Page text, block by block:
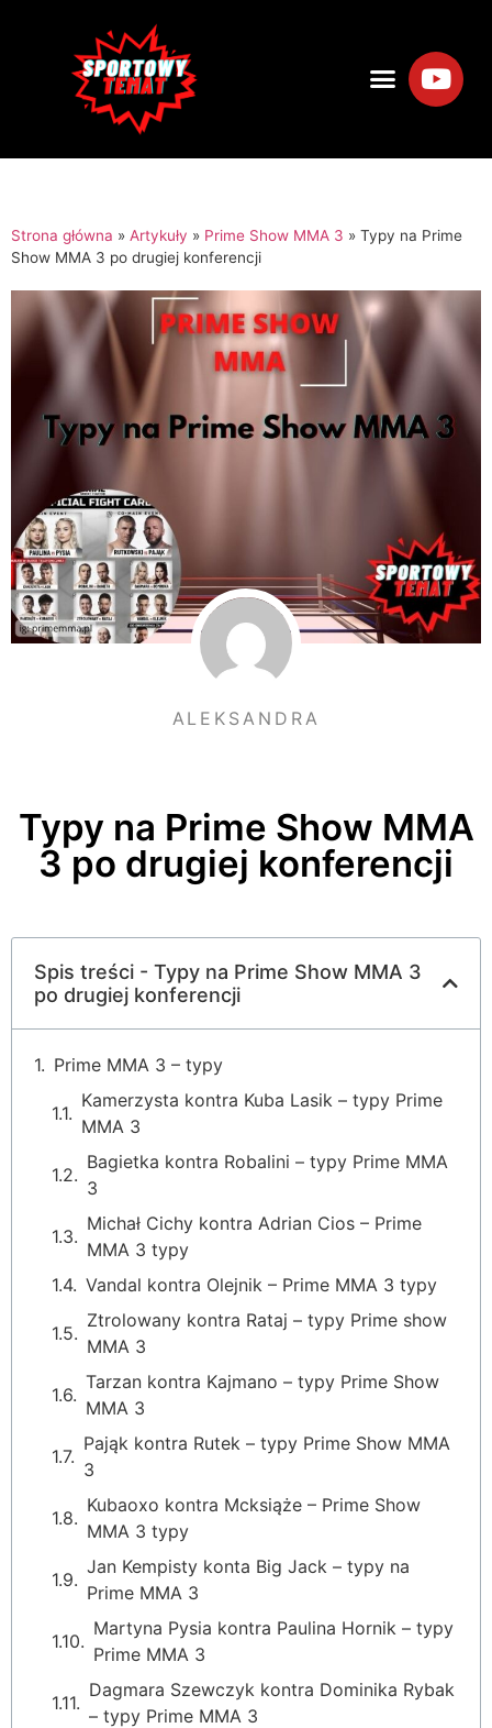
Strona główna » Artykuły » Prime Show MMA 3 » Typy na Prime
Show MMA 3 po drugiej konferencji
ALEKSANDRA
Typy na Prime Show MMA
3 po drugiej konferencji
Spis treści - Typy na Prime Show MMA 3
po drugiej konferencji
Prime MMA 3 – typy
Kamerzysta kontra Kuba Lasik – typy Prime
MMA 3
Bagietka kontra Robalini – typy Prime MMA
3
Michał Cichy kontra Adrian Cios – Prime
MMA 3 typy
Vandal kontra Olejnik – Prime MMA 3 typy
Ztrolowany kontra Rataj – typy Prime show
MMA 3
Tarzan kontra Kajmano – typy Prime Show
MMA 3
Pająk kontra Rutek – typy Prime Show MMA
3
Kubaoxo kontra Mcksiąże – Prime Show
MMA 3 typy
Jan Kempisty konta Big Jack – typy na
Prime MMA 3
Martyna Pysia kontra Paulina Hornik – typy
Prime MMA 3
Dagmara Szewczyk kontra Dominika Rybak
– typy Prime MMA 3